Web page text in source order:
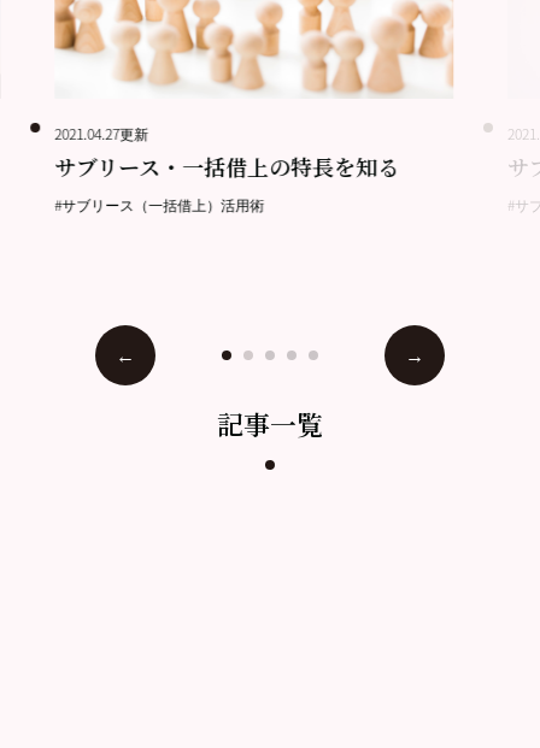
2021.04.27更新
サブリース・一括借上の特長を知る
#サブリース（一括借上）活用術
サ
#サ
記事一覧